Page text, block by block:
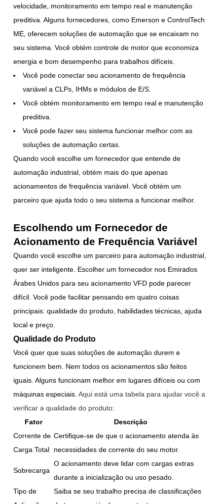
velocidade, monitoramento em tempo real e manutenção
preditiva. Alguns fornecedores, como Emerson e ControlTech
ME, oferecem soluções de automação que se encaixam no
seu sistema. Você obtém controle de motor que economiza
energia e bom desempenho para trabalhos difíceis.
Você pode conectar seu acionamento de frequência
variável a CLPs, IHMs e módulos de E/S.
Você obtém monitoramento em tempo real e manutenção
preditiva.
Você pode fazer seu sistema funcionar melhor com as
soluções de automação certas.
Quando você escolhe um fornecedor que entende de
automação industrial, obtém mais do que apenas
acionamentos de frequência variável. Você obtém um
parceiro que ajuda todo o seu sistema a funcionar melhor.
Escolhendo um Fornecedor de
Acionamento de Frequência Variável
Quando você escolhe um parceiro para automação industrial,
quer ser inteligente. Escolher um fornecedor nos Emirados
Árabes Unidos para seu acionamento VFD pode parecer
difícil. Você pode facilitar pensando em quatro coisas
principais: qualidade do produto, habilidades técnicas, ajuda
local e preço.
Qualidade do Produto
Você quer que suas soluções de automação durem e
funcionem bem. Nem todos os acionamentos são feitos
iguais. Alguns funcionam melhor em lugares difíceis ou com
máquinas especiais.Aqui está uma tabela para ajudar você a
verificar a qualidade do produto:
Fator
Descrição
Corrente de
Carga Total
Certifique-se de que o acionamento atenda às
necessidades de corrente do seu motor.
Sobrecarga
O acionamento deve lidar com cargas extras
durante a inicialização ou uso pesado.
Tipo de
Saiba se seu trabalho precisa de classificações